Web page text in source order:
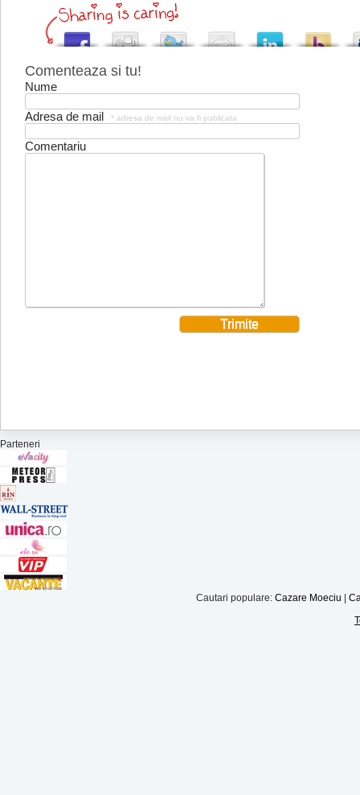
Comenteaza si tu!
Nume
Adresa de mail * adresa de mail nu va fi publicata
Comentariu
Parteneri
Cautari populare: Cazare Moeciu